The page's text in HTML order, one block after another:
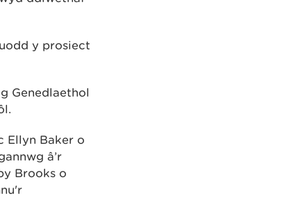
y prosiect
Genedlaethol
Ellyn Baker o
â’r
Brooks o